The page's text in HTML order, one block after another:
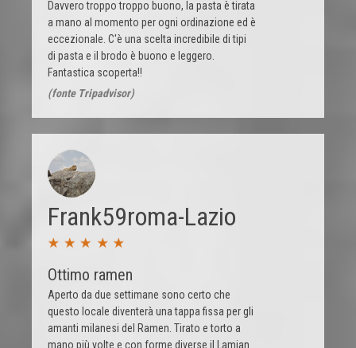
Davvero troppo troppo buono, la pasta è tirata
a mano al momento per ogni ordinazione ed è
eccezionale. C'è una scelta incredibile di tipi
di pasta e il brodo è buono e leggero.
Fantastica scoperta!!
(fonte Tripadvisor)
Frank59roma-Lazio
Ottimo ramen
Aperto da due settimane sono certo che
questo locale diventerà una tappa fissa per gli
amanti milanesi del Ramen. Tirato e torto a
mano più volte e con forme diverse il Lamian